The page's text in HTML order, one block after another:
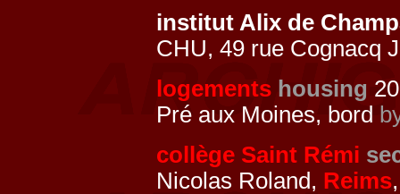
institut Alix de
CHU, 49 rue Cognacq
logements housing
Pré aux Moines, bord
collège Saint Rémi
Nicolas Roland, Reims